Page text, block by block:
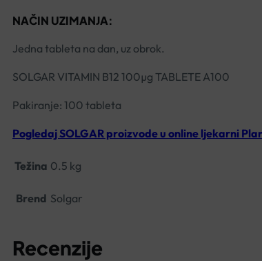
NAČIN UZIMANJA:
Jedna tableta na dan, uz obrok.
SOLGAR VITAMIN B12 100µg TABLETE A100
Pakiranje: 100 tableta
Pogledaj SOLGAR proizvodeu online ljekarni
Težina 0.5 kg
Brend Solgar
Recenzije